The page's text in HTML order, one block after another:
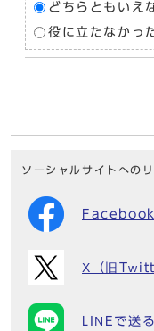
どちらともいえ
役に立たなかっ
ソーシャルサイトへの
Facebook
X（旧
LINEで送る